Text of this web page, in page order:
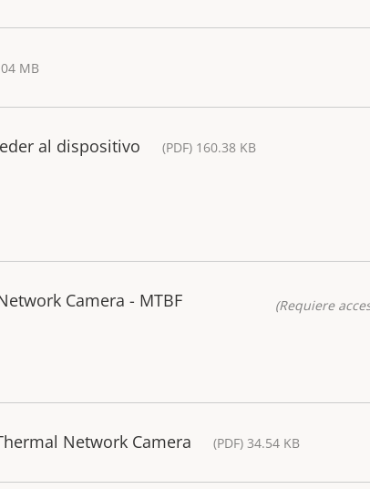
MB
al dispositivo (PDF) 160.38 KB
Camera - MTBF
(Requiere
Network Camera (PDF) 34.54 KB